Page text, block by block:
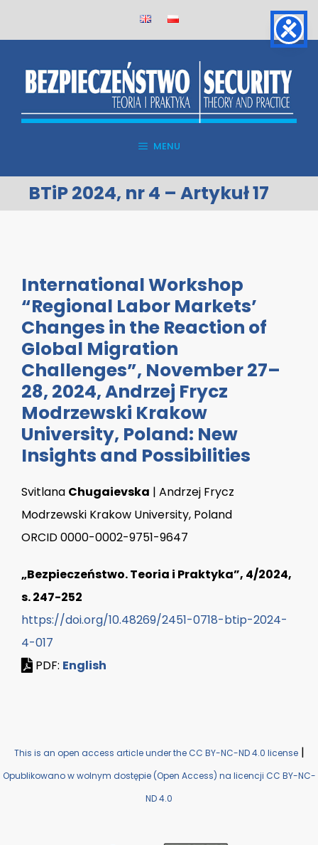
MENU
BTiP 2024, nr 4 – Artykuł 17
International Workshop
“Regional Labor Markets’
Changes in the Reaction of
Global Migration
Challenges”, November 27–
28, 2024, Andrzej Frycz
Modrzewski Krakow
University, Poland: New
Insights and Possibilities
Svitlana Chugaievska | Andrzej Frycz
Modrzewski Krakow University, Poland
ORCID 0000-0002-9751-9647
„Bezpieczeństwo. Teoria i Praktyka”, 4/2024,
s. 247-252
https://doi.org/10.48269/2451-0718-btip-2024-
4-017
PDF: English
This is an open access article under the CC BY-NC-ND 4.0 license|
Opublikowano w wolnym dostępie (Open Access) na licencji CC BY-NC-
ND 4.0